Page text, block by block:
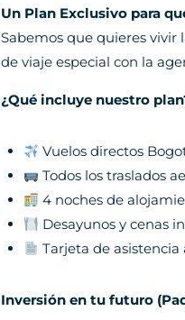
Un Plan Exclusivo para
Sabemos que quieres vivir
de viaje especial con la
¿Qué incluye nuestro
Vuelos directos
Todos los traslados
4 noches de
Desayunos y cenas
Tarjeta de
Inversión en tu futuro